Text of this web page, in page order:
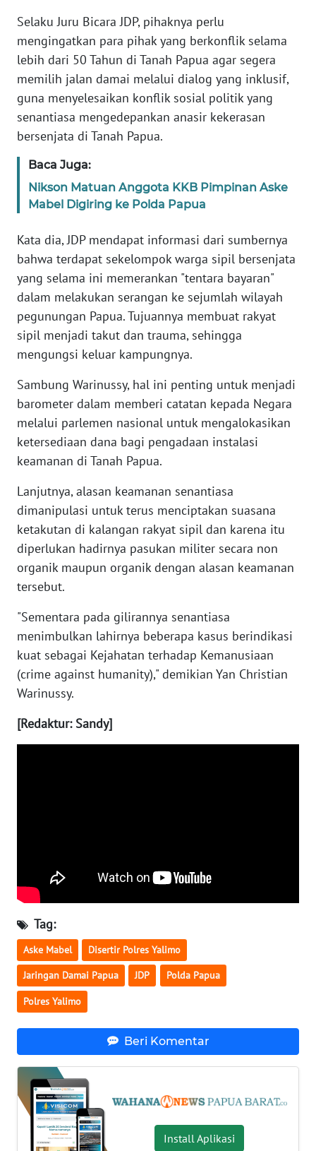
Selaku Juru Bicara JDP, pihaknya perlu
mengingatkan para pihak yang berkonflik selama
lebih dari 50 Tahun di Tanah Papua agar segera
memilih jalan damai melalui dialog yang inklusif,
guna menyelesaikan konflik sosial politik yang
senantiasa mengedepankan anasir kekerasan
bersenjata di Tanah Papua.
Baca Juga:
Nikson Matuan Anggota KKB Pimpinan Aske
Mabel Digiring ke Polda Papua
Kata dia, JDP mendapat informasi dari sumbernya
bahwa terdapat sekelompok warga sipil bersenjata
yang selama ini memerankan "tentara bayaran"
dalam melakukan serangan ke sejumlah wilayah
pegunungan Papua. Tujuannya membuat rakyat
sipil menjadi takut dan trauma, sehingga
mengungsi keluar kampungnya.
Sambung Warinussy, hal ini penting untuk menjadi
barometer dalam memberi catatan kepada Negara
melalui parlemen nasional untuk mengalokasikan
ketersediaan dana bagi pengadaan instalasi
keamanan di Tanah Papua.
Lanjutnya, alasan keamanan senantiasa
dimanipulasi untuk terus menciptakan suasana
ketakutan di kalangan rakyat sipil dan karena itu
diperlukan hadirnya pasukan militer secara non
organik maupun organik dengan alasan keamanan
tersebut.
"Sementara pada gilirannya senantiasa
menimbulkan lahirnya beberapa kasus berindikasi
kuat sebagai Kejahatan terhadap Kemanusiaan
(crime against humanity)," demikian Yan Christian
Warinussy.
[Redaktur: Sandy]
Tag:
Aske Mabel Disertir Polres Yalimo
Jaringan Damai Papua JDP Polda Papua
Polres Yalimo
Beri Komentar
Install Aplikasi
KEPRI
WN
PAPUA
WN
PAPUA
BARAT
WN
RIAU
WN
SERAMBI
WN
JAMBI
WN
SULTRA
WN
NTB
WN
SULTENG
WN
SULBAR
WN
BABEL
SUMBAR
WN
SUMSEL
BENGKULU
NUSANTARA
WN
JOGJA
WN
JATIM
KALBAR
WN
KALTENG